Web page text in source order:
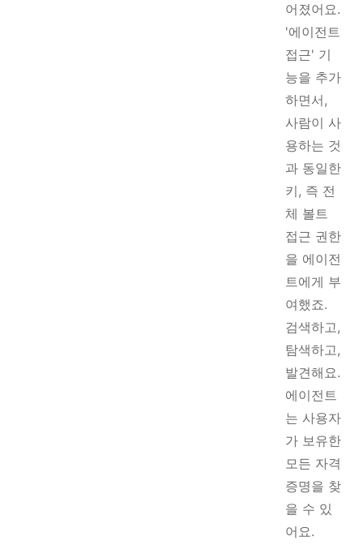
어졌어요.
'에이전트
접근' 기
능을 추가
하면서,
사람이 사
용하는 것
과 동일한
키, 즉 전
체 볼트
접근 권한
을 에이전
트에게 부
여했죠.
검색하고,
탐색하고,
발견해요.
에이전트
는 사용자
가 보유한
모든 자격
증명을 찾
을 수 있
어요.